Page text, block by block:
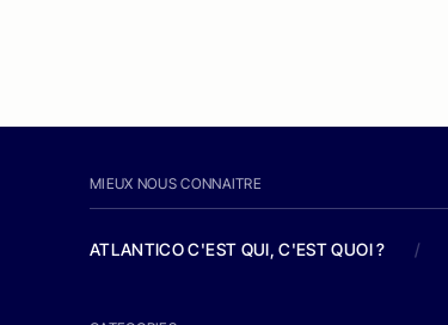
MIEUX NOUS CONNAITRE
ATLANTICO C'EST QUI, C'EST QUOI ? /